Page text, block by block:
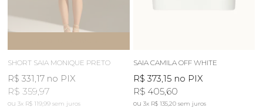
SHORT SAIA MONIQUE PRETO
R$ 331,17 no PIX
R$ 359,97
3x R$ 119,99sem juros
SAIA CAMILA OFF WHITE
R$ 373,15 no PIX
R$ 405,60
3x R$ 135,20 sem juros